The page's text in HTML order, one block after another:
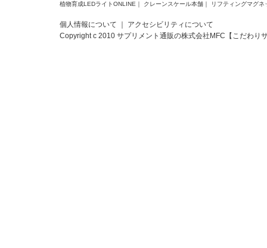
植物育成LEDライトONLINE ｜ クレーンスケール本舗 ｜ リフティングマグネ
個人情報について
アクセシビリティについて
Copyright c 2010 サプリメント通販の株式会社MFC【こだわり